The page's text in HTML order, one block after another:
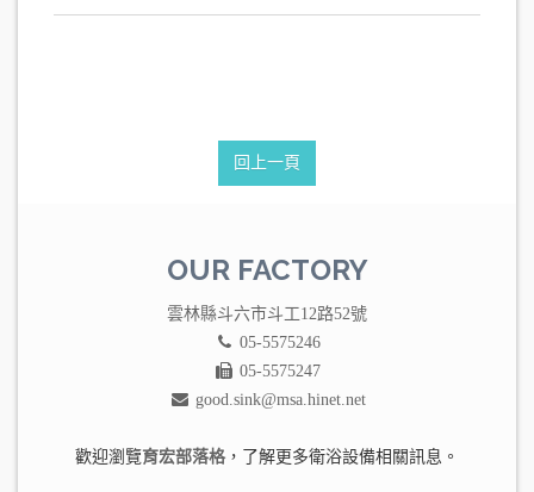
回上一頁
OUR FACTORY
雲林縣斗六市斗工12路52號
05-5575246
05-5575247
good.sink@msa.hinet.net
歡迎瀏覽育宏部落格 ，了解更多衛浴設備相關訊息。